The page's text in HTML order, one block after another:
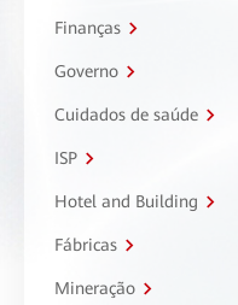
Finanças
Governo
Cuidados de saúde
ISP
Hotel and Building
Fábricas
Mineração